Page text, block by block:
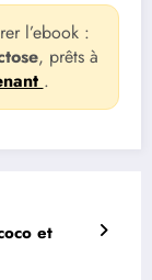
l’ebook :
, prêts à
.
et